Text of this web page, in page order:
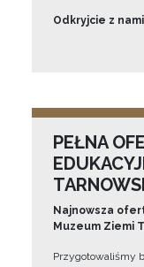
Odkryjcie z
PEŁNA
Najnowsza
Muzeum Ziemi
Przygotowaliśmy